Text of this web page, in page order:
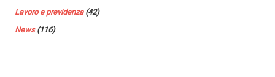
Lavoro e previdenza(42)
News(116)